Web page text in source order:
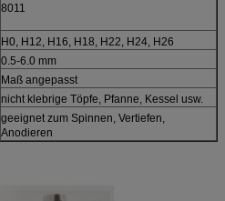
8011
H0, H12, H16, H18, H22, H24, H26
0.5-6.0 mm
Maß angepasst
nicht klebrige Töpfe, Pfanne, Kessel usw.
geeignet zum Spinnen, Vertiefen,
Anodieren